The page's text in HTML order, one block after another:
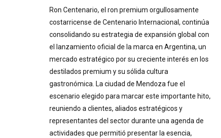
Ron Centenario, el ron premium orgullosamente
costarricense de Centenario Internacional, continúa
consolidando su estrategia de expansión global con
el lanzamiento oficial de la marca en Argentina, un
mercado estratégico por su creciente interés en los
destilados premium y su sólida cultura
gastronómica. La ciudad de Mendoza fue el
escenario elegido para marcar este importante hito,
reuniendo a clientes, aliados estratégicos y
representantes del sector durante una agenda de
actividades que permitió presentar la esencia,